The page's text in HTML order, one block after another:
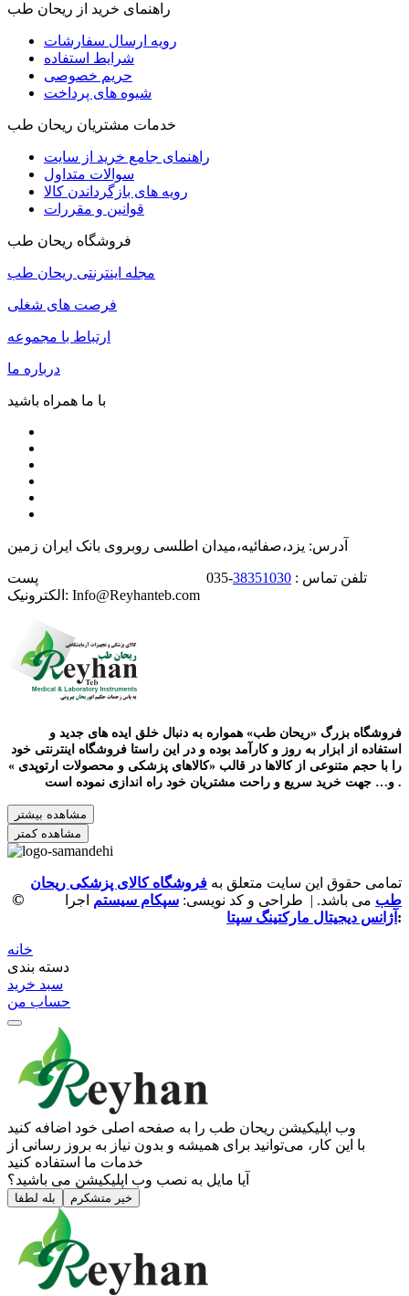
راهنمای خرید از ریحان طب
رویه ارسال سفارشات
شرایط استفاده
حریم خصوصی
شیوه های پرداخت
خدمات مشتریان ریحان طب
راهنمای جامع خرید از سایت
سوالات متداول
رویه های بازگرداندن کالا
قوانین و مقررات
فروشگاه ریحان طب
مجله اینترنتی ریحان طب
فرصت های شغلی
ارتباط با مجموعه
درباره ما
با ما همراه باشید
آدرس: یزد،صفائیه،میدان اطلسی روبروی بانک ایران زمین
تلفن تماس : 38351030
-035 پست
الکترونیک: Info@Reyhanteb.com
استفاده از ابزار به روز و کارآمد بوده و در این راستا فروشگاه اینترنتی خود
را با حجم متنوعی از کالاها در قالب «کالاهای پزشکی و محصولات ارتوپدی »
و… جهت خرید سریع و راحت مشتریان خود راه اندازی نموده است .
مشاهده بیشتر
مشاهده کمتر
©
تمامی حقوق این سایت متعلق به فروشگاه کالای پزشکی ریحان
طب می باشد. | طراحی و کد نویسی: سپکام سیستم اجرا
: آژانس دیجیتال مارکتینگ سپتا
خانه
دسته بندی
سبد خرید
حساب من
وب ‌اپلیکیشن ریحان طب را به صفحه اصلی خود اضافه کنید
با این کار، می‌توانید برای همیشه و بدون نیاز به بروز ‌رسانی از
خدمات ما استفاده کنید
آیا مایل به نصب وب اپلیکیشن می باشید؟
بله لطفا خیر متشکرم